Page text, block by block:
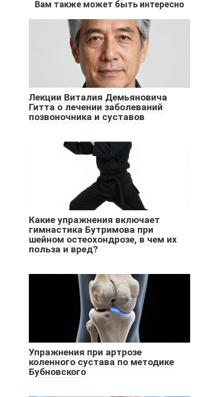
Вам также может быть интересно
Лекции Виталия Демьяновича
Гитта о лечении заболеваний
позвоночника и суставов
Какие упражнения включает
гимнастика Бутримова при
шейном остеохондрозе, в чем их
польза и вред?
Упражнения при артрозе
коленного сустава по методике
Бубновского